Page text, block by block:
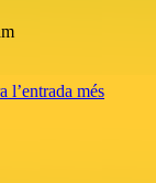
l’entrada més